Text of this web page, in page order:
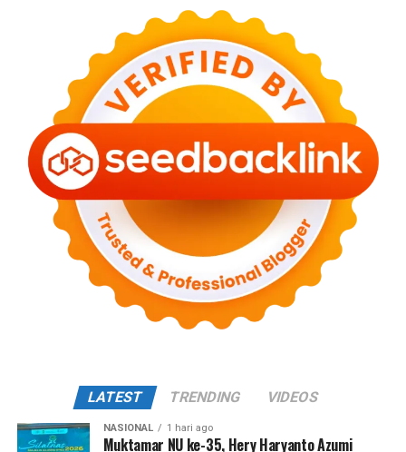
LATEST TRENDING VIDEOS
NASIONAL 1 hari ago
Muktamar NU ke-35, Hery Haryanto Azumi